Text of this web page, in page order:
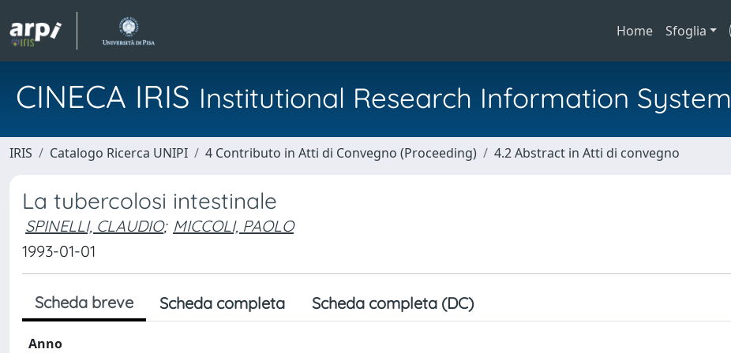
Home Sfoglia
CINECA IRIS Institutional Research Information System
IRIS Catalogo Ricerca UNIPI 4 Contributo in Atti di Convegno (Proceeding) 4.2 Abstract in Atti di convegno
La tubercolosi intestinale
SPINELLI, CLAUDIO; MICCOLI, PAOLO
1993-01-01
Scheda breve Scheda completa Scheda completa (DC)
Anno